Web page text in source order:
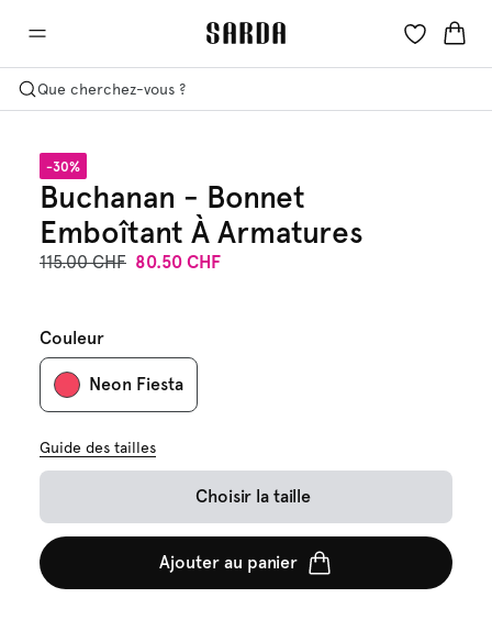
Que cherchez-vous ?
-30%
Buchanan - Bonnet
Emboîtant À Armatures
115.00 CHF 80.50 CHF
Couleur
Neon Fiesta
Guide des tailles
Choisir la taille
Ajouter au panier